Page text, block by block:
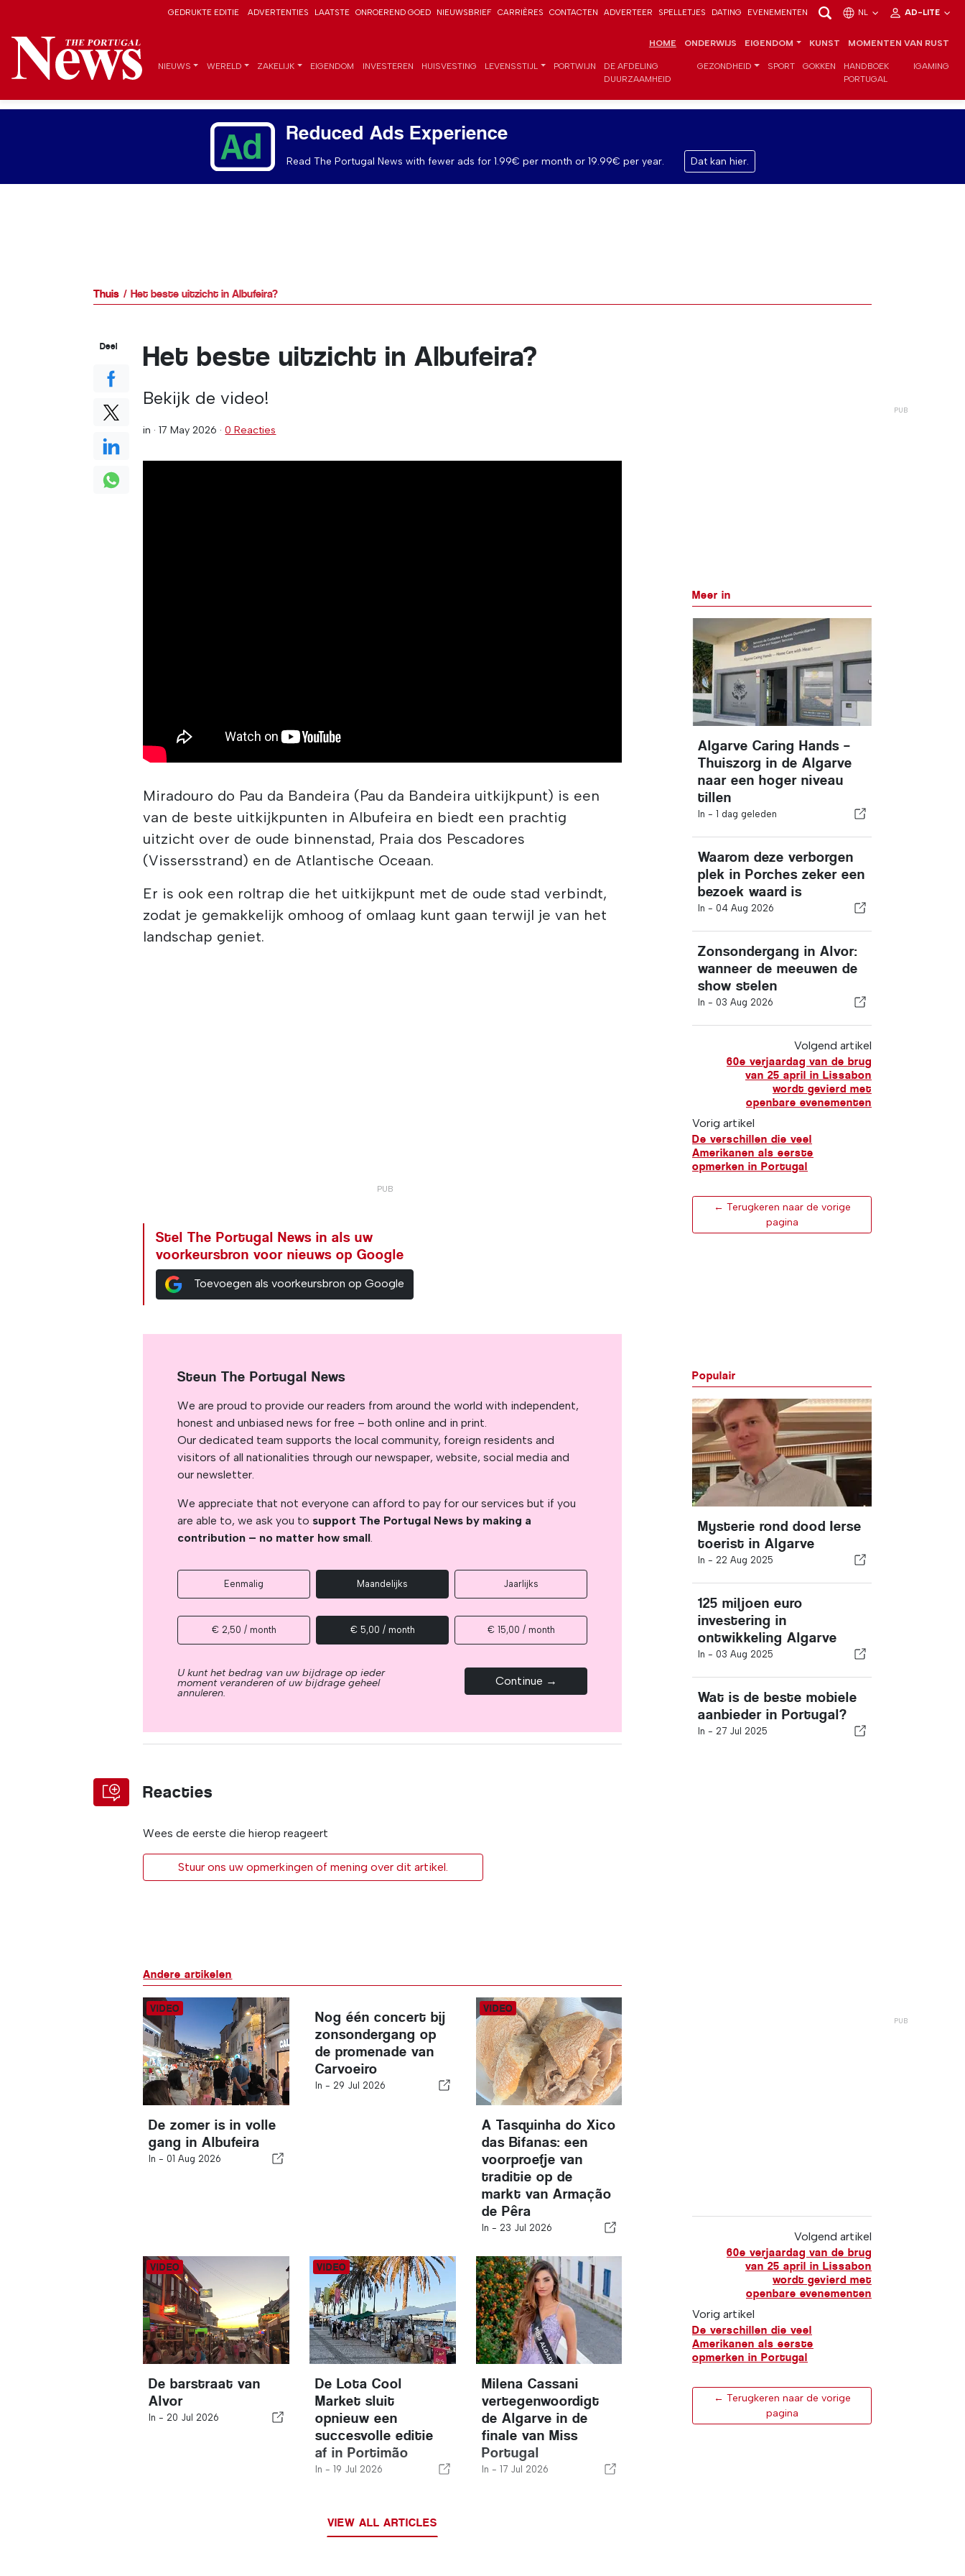
GEDRUKTE EDITIE ADVERTENTIES LAATSTE ONROEREND GOED NIEUWSBRIEF CARRIÈRES CONTACTEN ADVERTEER SPELLETJES DATING EVENEMENTEN NL AD-LITE
HOME ONDERWIJS EIGENDOM KUNST MOMENTEN VAN RUST
NIEUWS WERELD ZAKELIJK EIGENDOM INVESTEREN HUISVESTING LEVENSSTIJL PORTWIJN
DE AFDELING
DUURZAAMHEID
GEZONDHEID SPORT GOKKEN
HANDBOEK
PORTUGAL
IGAMING
Reduced Ads Experience
Read The Portugal News with fewer ads for 1.99€ per month or 19.99€ per year. Dat kan hier.
Thuis Het beste uitzicht in Albufeira?
Het beste uitzicht in Albufeira?
Bekijk de video!
in ·17 May 2026 ·0 Reacties
Miradouro do Pau da Bandeira (Pau da Bandeira uitkijkpunt) is een
van de beste uitkijkpunten in Albufeira en biedt een prachtig
uitzicht over de oude binnenstad, Praia dos Pescadores
(Vissersstrand) en de Atlantische Oceaan.
Er is ook een roltrap die het uitkijkpunt met de oude stad verbindt,
zodat je gemakkelijk omhoog of omlaag kunt gaan terwijl je van het
landschap geniet.
Stel The Portugal News in als uw
voorkeursbron voor nieuws op Google
Toevoegen als voorkeursbron op Google
Deel
Meer in
Algarve Caring Hands –
Thuiszorg in de Algarve
naar een hoger niveau
tillen
In - 1 dag geleden
Waarom deze verborgen
plek in Porches zeker een
bezoek waard is
In - 04 Aug 2026
Zonsondergang in Alvor:
wanneer de meeuwen de
show stelen
In - 03 Aug 2026
Volgend artikel
60e verjaardag van de brug
van 25 april in Lissabon
wordt gevierd met
openbare evenementen
Vorig artikel
De verschillen die veel
Amerikanen als eerste
opmerken in Portugal
← Terugkeren naar de vorige
pagina
Steun The Portugal News
We are proud to provide our readers from around the world with independent,
honest and unbiased news for free – both online and in print.
Our dedicated team supports the local community, foreign residents and
visitors of all nationalities through our newspaper, website, social media and
our newsletter.
We appreciate that not everyone can afford to pay for our services but if you
are able to, we ask you to support The Portugal News by making a
contribution – no matter how small.
Eenmalig Maandelijks Jaarlijks
€ 2,50 / month € 5,00 / month € 15,00 / month
U kunt het bedrag van uw bijdrage op ieder
moment veranderen of uw bijdrage geheel
annuleren.
Continue →
Reacties
Wees de eerste die hierop reageert
Stuur ons uw opmerkingen of mening over dit artikel.
Populair
Mysterie rond dood Ierse
toerist in Algarve
In - 22 Aug 2025
125 miljoen euro
investering in
ontwikkeling Algarve
In - 03 Aug 2025
Wat is de beste mobiele
aanbieder in Portugal?
In - 27 Jul 2025
Andere artikelen
De zomer is in volle
gang in Albufeira
In - 01 Aug 2026
Nog één concert bij
zonsondergang op
de promenade van
Carvoeiro
In - 29 Jul 2026
A Tasquinha do Xico
das Bifanas: een
voorproefje van
traditie op de
markt van Armação
de Pêra
In - 23 Jul 2026
De barstraat van
Alvor
In - 20 Jul 2026
De Lota Cool
Market sluit
opnieuw een
succesvolle editie
af in Portimão
In -19 Jul 2026
Milena Cassani
vertegenwoordigt
de Algarve in de
finale van Miss
Portugal
In - 17 Jul 2026
VIEW ALL ARTICLES
Volgend artikel
60e verjaardag van de brug
van 25 april in Lissabon
wordt gevierd met
openbare evenementen
Vorig artikel
De verschillen die veel
Amerikanen als eerste
opmerken in Portugal
← Terugkeren naar de vorige
pagina